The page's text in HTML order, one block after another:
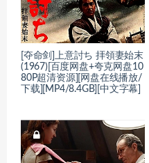
[夺命剑]上意討ち 拝領妻始末
(1967)[百度网盘+夸克网盘10
80P超清资源][网盘在线播放/
下载][MP4/8.4GB][中文字幕]